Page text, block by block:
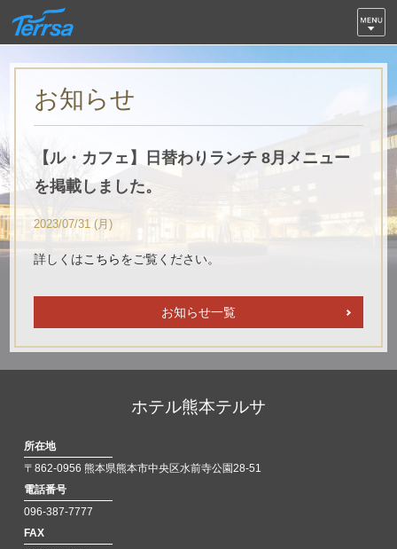
お知らせ
【ル・カフェ】日替わりランチ 8月メニュー
を掲載しました。
2023/07/31 (月)
詳しくはこちらをご覧ください。
お知らせ一覧
ホテル熊本テルサ
所在地
〒862-0956 熊本県熊本市中央区水前寺公園28-51
電話番号
096-387-7777
FAX